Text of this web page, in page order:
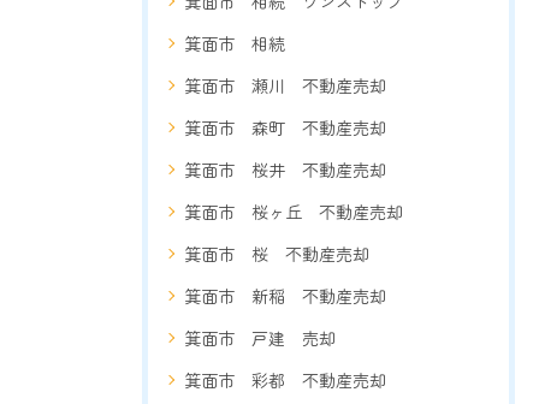
箕面市 相続
箕面市 瀬川 不動産売却
箕面市 森町 不動産売却
箕面市 桜井 不動産売却
箕面市 桜ヶ丘 不動産売却
箕面市 桜 不動産売却
箕面市 新稲 不動産売却
箕面市 戸建 売却
箕面市 彩都 不動産売却